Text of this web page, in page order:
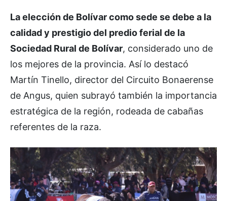
La elección de Bolívar como sede se debe a la
calidad y prestigio del predio ferial de la
Sociedad Rural de Bolívar, considerado uno de
los mejores de la provincia. Así lo destacó
Martín Tinello, director del Circuito Bonaerense
de Angus, quien subrayó también la importancia
estratégica de la región, rodeada de cabañas
referentes de la raza.